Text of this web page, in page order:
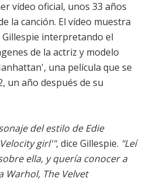
vídeo oficial, unos 33 años
la canción. El vídeo muestra
interpretando el
de la actriz y modelo
una película que se
un año después de su
del estilo de Edie
girl'", dice Gillespie. "Leí
ella, y quería conocer a
Warhol, The Velvet